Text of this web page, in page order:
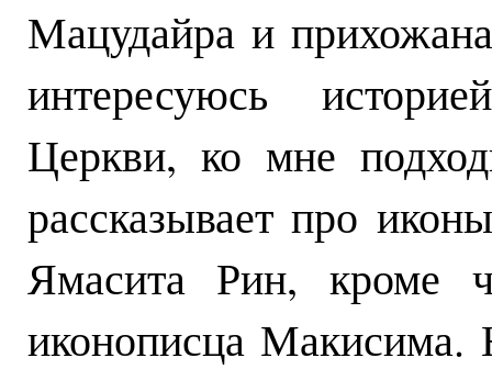
Мацудайра и
интересуюсь
Церкви, ко мне
рассказывает про
Ямасита Рин, кроме
иконописца Макисима.